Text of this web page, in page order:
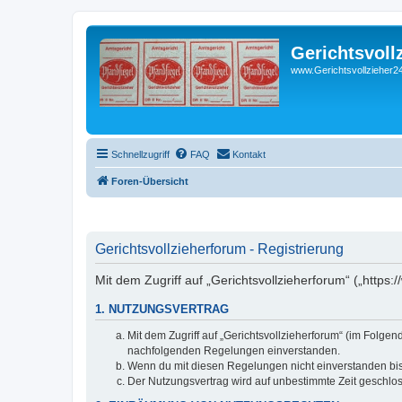
Schnellzugriff FAQ Kontakt
Foren-Übersicht
Gerichtsvollzieherforum - Registrierung
Mit dem Zugriff auf „Gerichtsvollzieherforum“
1. NUTZUNGSVERTRAG
Mit dem Zugriff auf „Gerichtsvollzieherforum“ (im
nachfolgenden Regelungen einverstanden.
Wenn du mit diesen Regelungen nicht einverstanden
Der Nutzungsvertrag wird auf unbestimmte Zeit